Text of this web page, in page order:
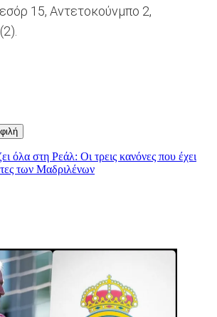
15, Αντετοκούνμπο 2,
όλα στη Ρεάλ: Οι τρεις κανόνες που έχει
των Μαδριλένων